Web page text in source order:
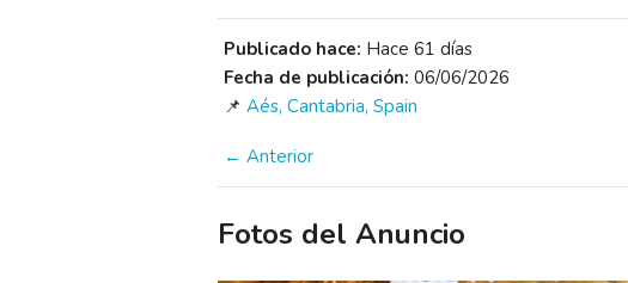
Publicado hace: Hace 61 días
Fecha de publicación: 06/06/2026
📌 Aés, Cantabria, Spain
← Anterior
Fotos del Anuncio